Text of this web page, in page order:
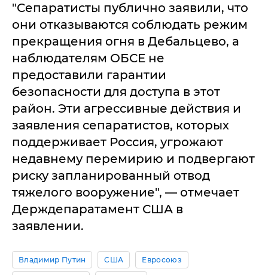
"Сепаратисты публично заявили, что
они отказываются соблюдать режим
прекращения огня в Дебальцево, а
наблюдателям ОБСЕ не
предоставили гарантии
безопасности для доступа в этот
район. Эти агрессивные действия и
заявления сепаратистов, которых
поддерживает Россия, угрожают
недавнему перемирию и подвергают
риску запланированный отвод
тяжелого вооружение", — отмечает
Держдепаратамент США в
заявлении.
Владимир Путин США Евросоюз